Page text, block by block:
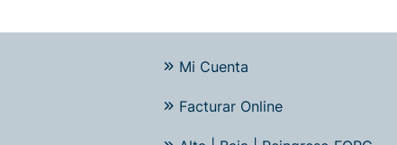
Mi Cuenta
Facturar Online